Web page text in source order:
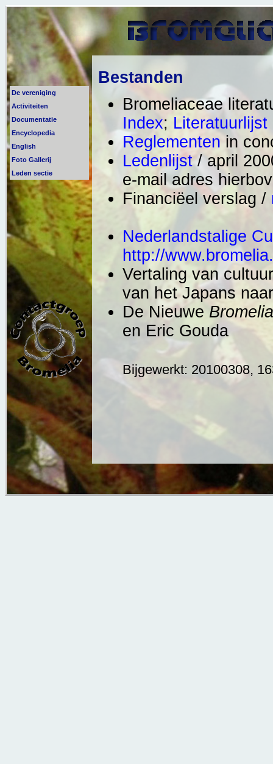
De vereniging
Activiteiten
Documentatie
Encyclopedia
English
Foto Gallerij
Leden sectie
Bestanden
Bromeliaceae
Index; Literatuurlijst
Reglementen in
Ledenlijst/ april
e-mail adres
Financiëel verslag /
Nederlandstalige
http://
Vertaling van
van het Japans
De Nieuwe
en Eric Gouda
Bijgewerkt: 20100308,